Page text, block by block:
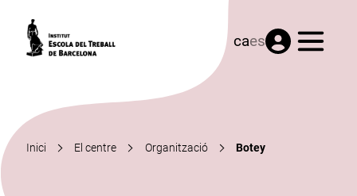
caes Menú
Inici El centre Organització Botey